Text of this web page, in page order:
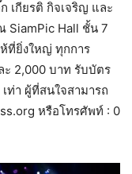
เกียรติ กิจเจริญ และ
SiamPic Hall ชั้น 7
ที่ยิ่งใหญ่ ทุกการ
ะ 2,000 บาท รับบัตร
ท่า ผู้ที่สนใจสามารถ
หรือโทรศัพท์ : 0